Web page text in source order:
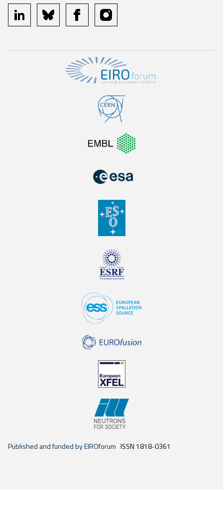
linkedin bluesky facebookinstagram
Published and funded by EIROforum ISSN 1818-0361